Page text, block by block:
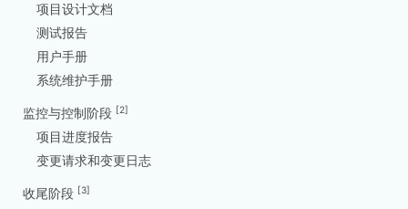
项目设计文档
测试报告
用户手册
系统维护手册
监控与控制阶段 [2]
项目进度报告
变更请求和变更日志
收尾阶段 [3]